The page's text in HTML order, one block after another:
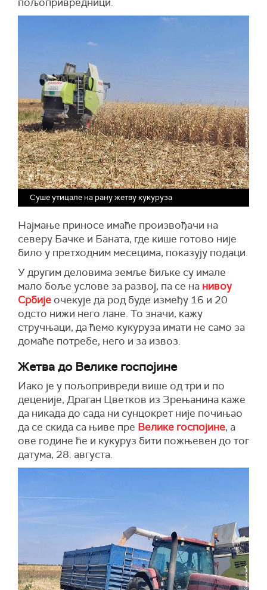
Суше утицале на рану жетву кукуруза
Најмање приносе имаће произвођачи на
северу Бачке и Баната, где кише готово није
било у претходним месецима, показују подаци.
У другим деловима земље биљке су имале
мало боље услове за развој, па се на нивоу
Србије очекује да род буде између 16 и 20
одсто нижи него лане. То значи, кажу
стручњаци, да ћемо кукуруза имати не само за
домаће потребе, него и за извоз.
Жетва до Велике госпојине
Иако је у пољопривреди више од три и по
деценије, Драган Цветков из Зрењанина каже
да никада до сада ни сунцокрет није почињао
да се скида са њиве пре Велике госпојине, а
ове године ће и кукуруз бити пожњевен до тог
датума, 28. августа.